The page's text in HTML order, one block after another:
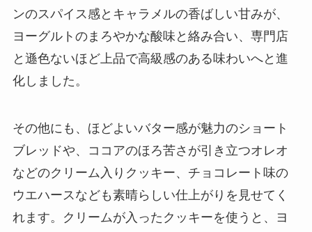
ンのスパイス感とキャラメルの香ばしい甘みが、
ヨーグルトのまろやかな酸味と絡み合い、専門店
と遜色ないほど上品で高級感のある味わいへと進
化しました。
その他にも、ほどよいバター感が魅力のショート
ブレッドや、ココアのほろ苦さが引き立つオレオ
などのクリーム入りクッキー、チョコレート味の
ウエハースなども素晴らしい仕上がりを見せてく
れます。クリームが入ったクッキーを使うと、ヨ